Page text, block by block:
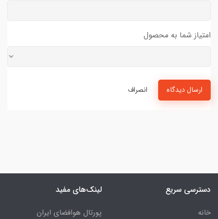
امتیاز شما به محصول
ارسال دیدگاه انصراف
دسترسی سریع
خانه
لینک‌های مفید
پورتال هوافضای ایران